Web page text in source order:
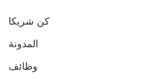
كن شريكا
المدونة
وظائف